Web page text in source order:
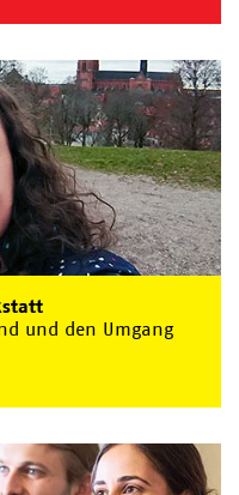
und den Umgang